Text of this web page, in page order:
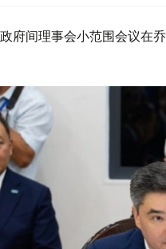
府间理事会小范围会议在